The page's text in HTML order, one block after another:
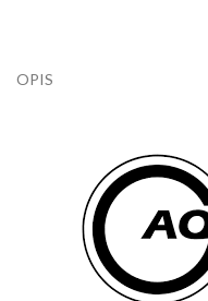
OPIS